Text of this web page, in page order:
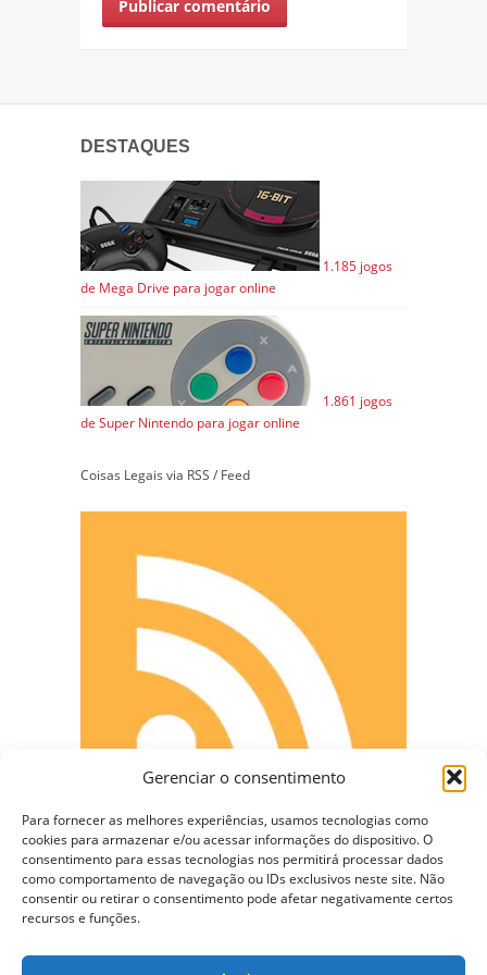
Gerenciar o consentimento
Para fornecer as melhores experiências, usamos tecnologias como
cookies para armazenar e/ou acessar informações do dispositivo. O
consentimento para essas tecnologias nos permitirá processar dados
como comportamento de navegação ou IDs exclusivos neste site. Não
consentir ou retirar o consentimento pode afetar negativamente certos
recursos e funções.
DESTAQUES
1.185 jogos
de Mega Drive para jogar online
1.861 jogos
de Super Nintendo para jogar online
Coisas Legais via RSS / Feed
CONECTE-SE